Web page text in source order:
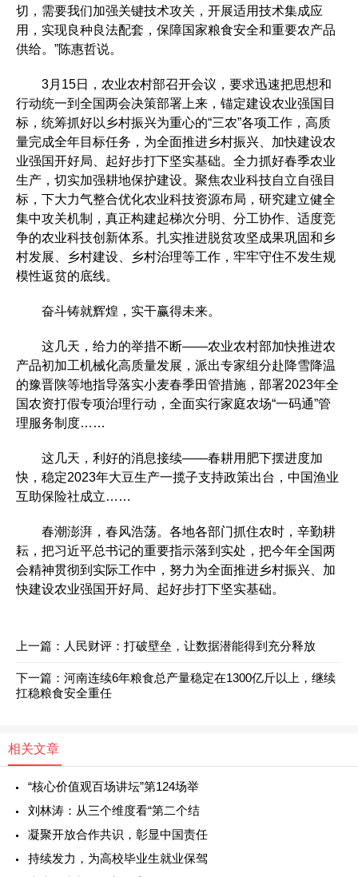
切，需要我们加强关键技术攻关，开展适用技术集成应
用，实现良种良法配套，保障国家粮食安全和重要农产品
供给。”陈惠哲说。
3月15日，农业农村部召开会议，要求迅速把思想和
行动统一到全国两会决策部署上来，锚定建设农业强国目
标，统筹抓好以乡村振兴为重心的“三农”各项工作，高质
量完成全年目标任务，为全面推进乡村振兴、加快建设农
业强国开好局、起好步打下坚实基础。全力抓好春季农业
生产，切实加强耕地保护建设。聚焦农业科技自立自强目
标，下大力气整合优化农业科技资源布局，研究建立健全
集中攻关机制，真正构建起梯次分明、分工协作、适度竞
争的农业科技创新体系。扎实推进脱贫攻坚成果巩固和乡
村发展、乡村建设、乡村治理等工作，牢牢守住不发生规
模性返贫的底线。
奋斗铸就辉煌，实干赢得未来。
这几天，给力的举措不断——农业农村部加快推进农
产品初加工机械化高质量发展，派出专家组分赴降雪降温
的豫晋陕等地指导落实小麦春季田管措施，部署2023年全
国农资打假专项治理行动，全面实行家庭农场“一码通”管
理服务制度……
这几天，利好的消息接续——春耕用肥下摆进度加
快，稳定2023年大豆生产一揽子支持政策出台，中国渔业
互助保险社成立……
春潮澎湃，春风浩荡。各地各部门抓住农时，辛勤耕
耘，把习近平总书记的重要指示落到实处，把今年全国两
会精神贯彻到实际工作中，努力为全面推进乡村振兴、加
快建设农业强国开好局、起好步打下坚实基础。
上一篇： 人民财评：打破壁垒，让数据潜能得到充分释放
下一篇： 河南连续6年粮食总产量稳定在1300亿斤以上，继续
扛稳粮食安全重任
相关文章
“核心价值观百场讲坛”第124场举
刘林涛：从三个维度看“第二个结
凝聚开放合作共识，彰显中国责任
持续发力，为高校毕业生就业保驾